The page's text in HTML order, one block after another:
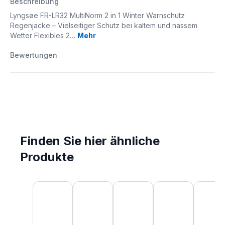
Lyngsøe FR-LR32 MultiNorm 2 in 1 Winter Warnschutz
Regenjacke – Vielseitiger Schutz bei kaltem und nassem
Wetter Flexibles 2… Mehr
Bewertungen
Finden Sie hier ähnliche
Produkte
Produktgalerie überspringen